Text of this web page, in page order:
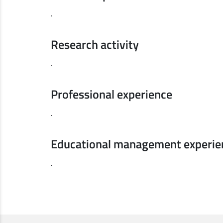
.
Research activity
.
Professional experience
.
Educational management
.